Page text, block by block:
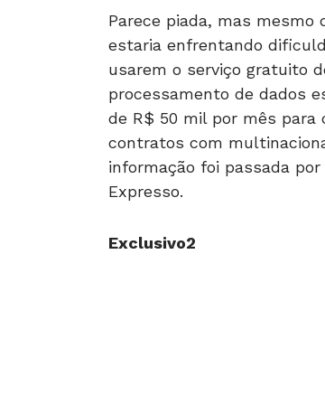
estaria enfrentando
usarem o serviço gratuito
processamento de dados
de R$ 50 mil por mês para
contratos com
informação foi passada
Expresso.